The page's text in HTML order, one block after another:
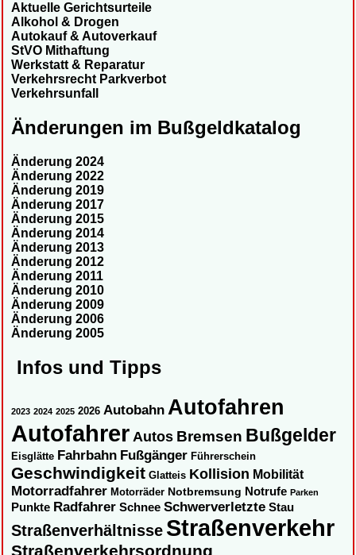
Aktuelle Gerichtsurteile
Alkohol & Drogen
Autokauf & Autoverkauf
StVO Mithaftung
Werkstatt & Reparatur
Verkehrsrecht Parkverbot
Verkehrsunfall
Änderungen im Bußgeldkatalog
Änderung 2024
Änderung 2022
Änderung 2019
Änderung 2017
Änderung 2015
Änderung 2014
Änderung 2013
Änderung 2012
Änderung 2011
Änderung 2010
Änderung 2009
Änderung 2006
Änderung 2005
Infos und Tipps
2023 2024 2025 2026 Autobahn Autofahren
Autofahrer Autos Bremsen Bußgelder
Eisglätte Fahrbahn Fußgänger Führerschein
Geschwindigkeit Glatteis Kollision Mobilität
Motorradfahrer Motorräder Notbremsung Notrufe Parken
Punkte Radfahrer Schnee Schwerverletzte Stau
Straßenverhältnisse Straßenverkehr
Straßenverkehrsordnung